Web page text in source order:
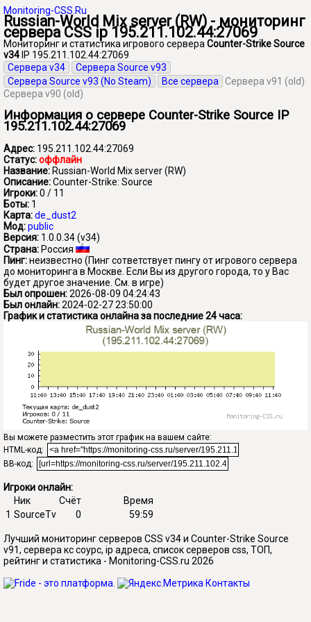
Monitoring-CSS.Ru
Russian-World Mix server (RW) - мониторинг
сервера CSS ip 195.211.102.44:27069
Мониторинг и статистика игрового сервера Counter-Strike Source
v34 IP 195.211.102.44:27069
Сервера v34
Сервера Source v93
Сервера Source v93 (No Steam)
Все сервера
Сервера v91 (old)
Сервера v90 (old)
Информация о сервере Counter-Strike Source IP
195.211.102.44:27069
Адрес: 195.211.102.44:27069
Статус:оффлайн
Название: Russian-World Mix server (RW)
Описание:Counter-Strike: Source
Игроки:0 / 11
Боты: 1
Карта:de_dust2
Мод:public
Версия: 1.0.0.34 (v34)
Страна: Россия
Пинг:неизвестно (Пинг сответствует пингу от игрового сервера
до мониторинга в Москве. Если Вы из другого города, то у Вас
будет другое значение. См. в игре)
Был опрошен:2026-08-09 04:24:43
Был онлайн:2024-02-27 23:50:00
График и статистика онлайна за последние 24 часа:
Вы можете разместить этот график на вашем сайте:
HTML-код:
BB-код:
Игроки онлайн:
Ник
Счёт
Время
1 SourceTv 0 59:59
Лучший мониторинг серверов CSS v34 и Counter-Strike Source
v91, сервера кс соурс, ip адреса, список серверов css, ТОП,
рейтинг и статистика - Monitoring-CSS.ru 2026
Контакты